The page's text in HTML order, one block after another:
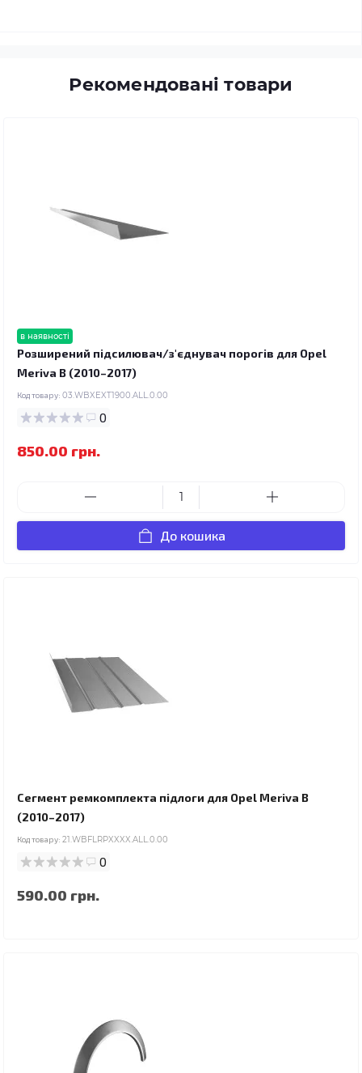
Рекомендовані товари
в наявності
Розширений підсилювач/з'єднувач порогів для Opel
Meriva B (2010–2017)
Код товару: 03.WBXEXT1900.ALL.0.00
0
850.00 грн.
До кошика
Сегмент ремкомплекта підлоги для Opel Meriva B
(2010–2017)
Код товару: 21.WBFLRPXXXX.ALL.0.00
0
590.00 грн.